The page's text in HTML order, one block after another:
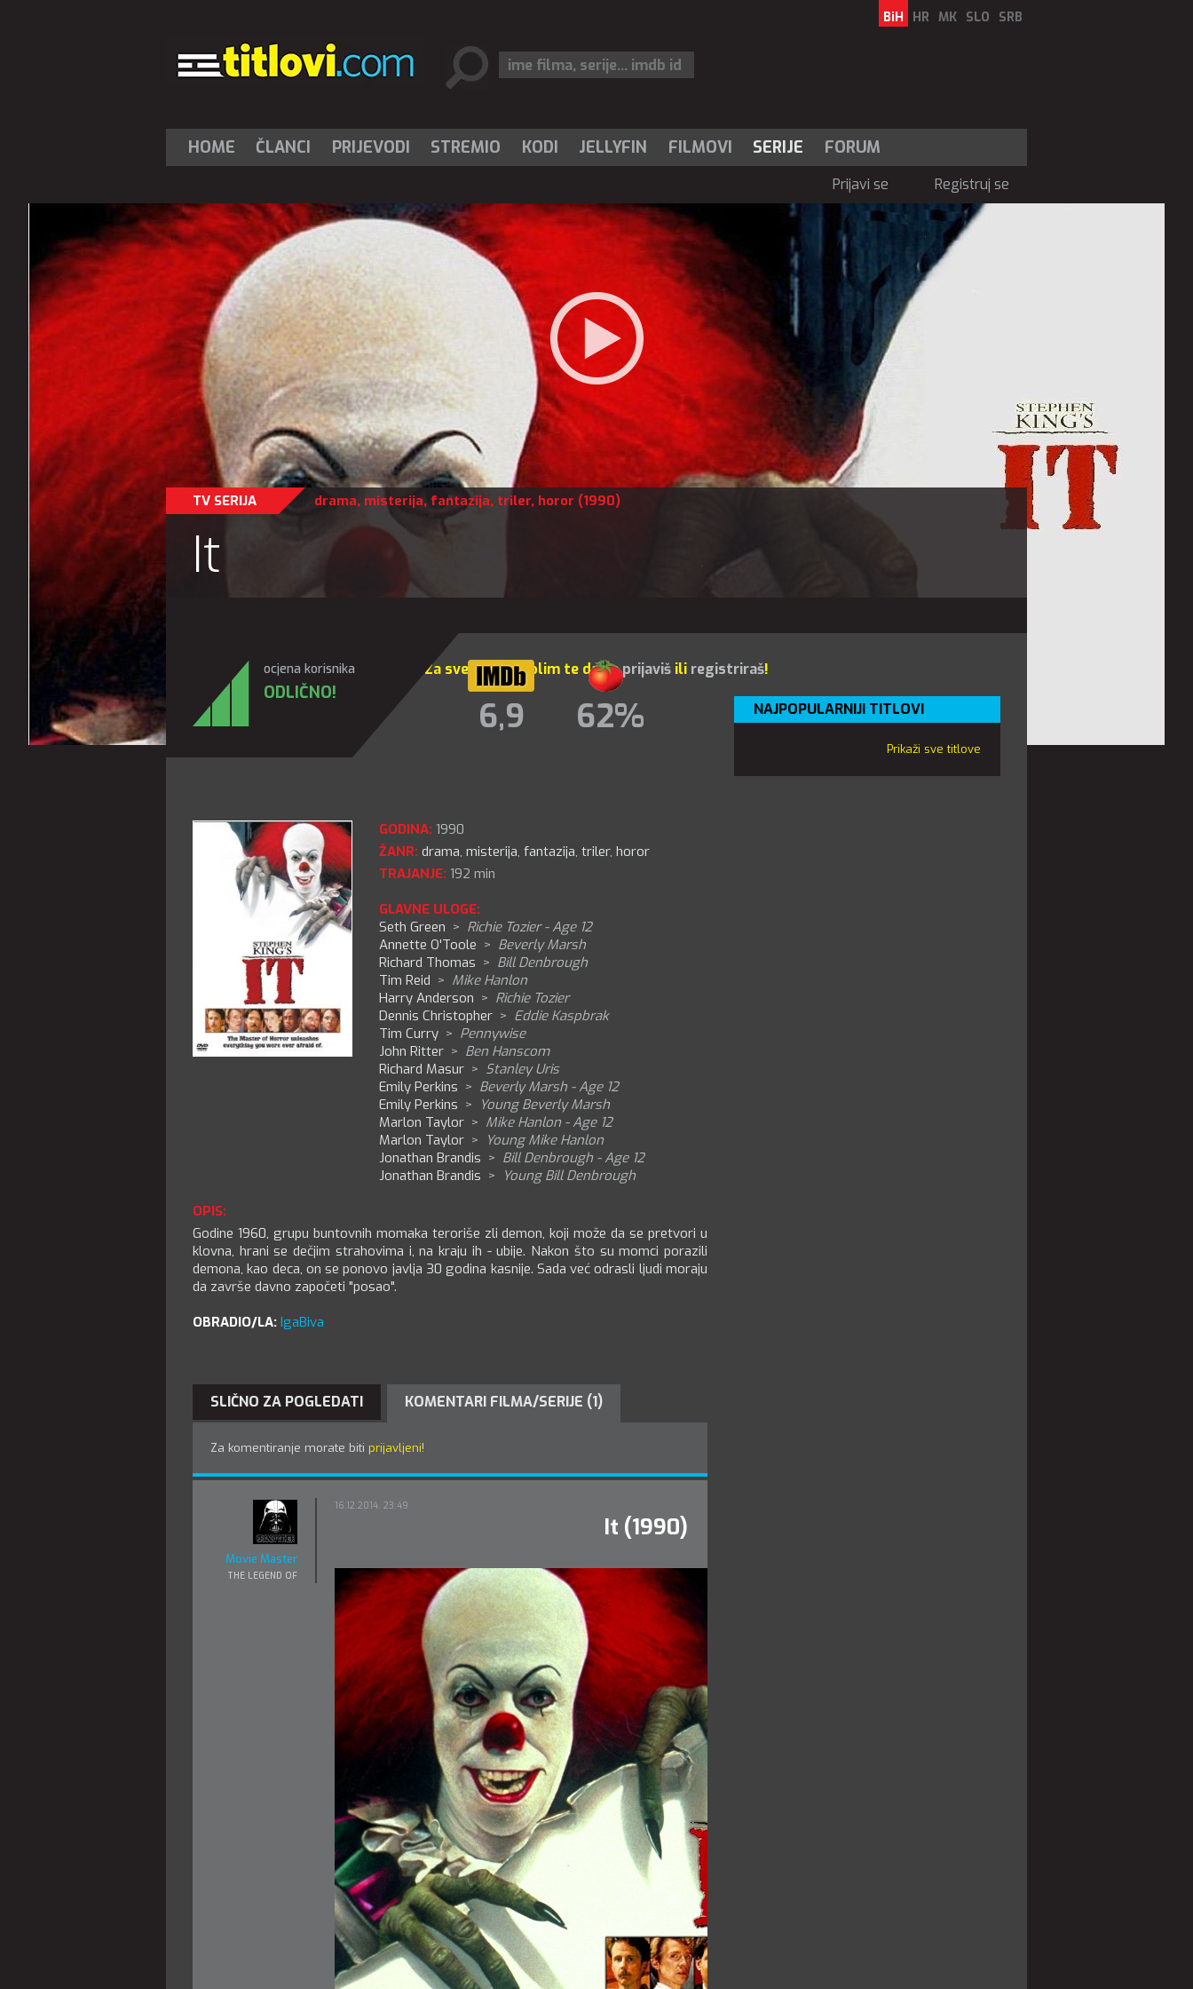
BiH HR MK SLO SRB
HOME ČLANCI PRIJEVODI STREMIO KODI JELLYFIN FILMOVI SERIJE FORUM
Prijavi se Registruj se
TV SERIJA drama, misterija, fantazija, triler, horor (1990)
It
Za sve opcije molim te da seprijaviš ili registriraš!
ocjena korisnika
ODLIČNO!
6,9 62%
GODINA: 1990
ŽANR: drama, misterija, fantazija, triler, horor
TRAJANJE: 192 min
GLAVNE ULOGE:
Seth Green > Richie Tozier - Age 12
Annette O'Toole > Beverly Marsh
Richard Thomas > Bill Denbrough
Tim Reid > Mike Hanlon
Harry Anderson > Richie Tozier
Dennis Christopher > Eddie Kaspbrak
Tim Curry > Pennywise
John Ritter > Ben Hanscom
Richard Masur > Stanley Uris
Emily Perkins > Beverly Marsh - Age 12
Emily Perkins > Young Beverly Marsh
Marlon Taylor > Mike Hanlon - Age 12
Marlon Taylor > Young Mike Hanlon
Jonathan Brandis > Bill Denbrough - Age 12
Jonathan Brandis > Young Bill Denbrough
OPIS:
Godine 1960, grupu buntovnih momaka teroriše zli demon, koji može da se pretvori u
klovna, hrani se dečjim strahovima i, na kraju ih - ubije. Nakon što su momci porazili
demona, kao deca, on se ponovo javlja 30 godina kasnije. Sada već odrasli ljudi moraju
da završe davno započeti "posao".
OBRADIO/LA: IgaBiva
SLIČNO ZA POGLEDATI KOMENTARI FILMA/SERIJE (1)
Za komentiranje morate biti prijavljeni!
Movie Master
THE LEGEND OF
16.12.2014. 23:49
It (1990)
NAJPOPULARNIJI TITLOVI
Prikaži sve titlove